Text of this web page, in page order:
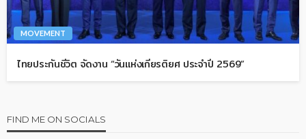
MOVEMENT
ไทยประกันชีวิต จัดงาน “วันแห่งเกียรติยศ ประจำปี 2569”
FIND ME ON SOCIALS